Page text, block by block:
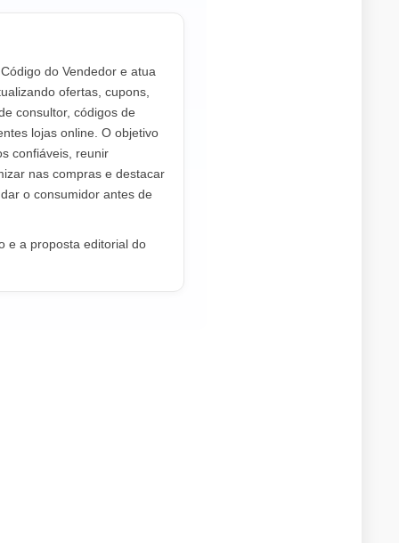
do Vendedor e atua
ofertas, cupons,
consultor, códigos de
lojas online. O objetivo
confiáveis, reunir
nas compras e destacar
o consumidor antes de
e a proposta editorial do